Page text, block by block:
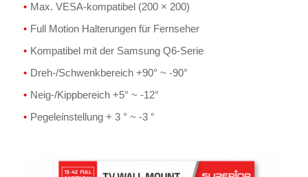
Max. VESA-kompatibel (200 × 200)
Full Motion Halterungen für Fernseher
Kompatibel mit der Samsung Q6-Serie
Dreh-/Schwenkbereich +90° ~ -90°
Neig-/Kippbereich +5° ~ -12°
Pegeleinstellung + 3 ° ~ -3 °